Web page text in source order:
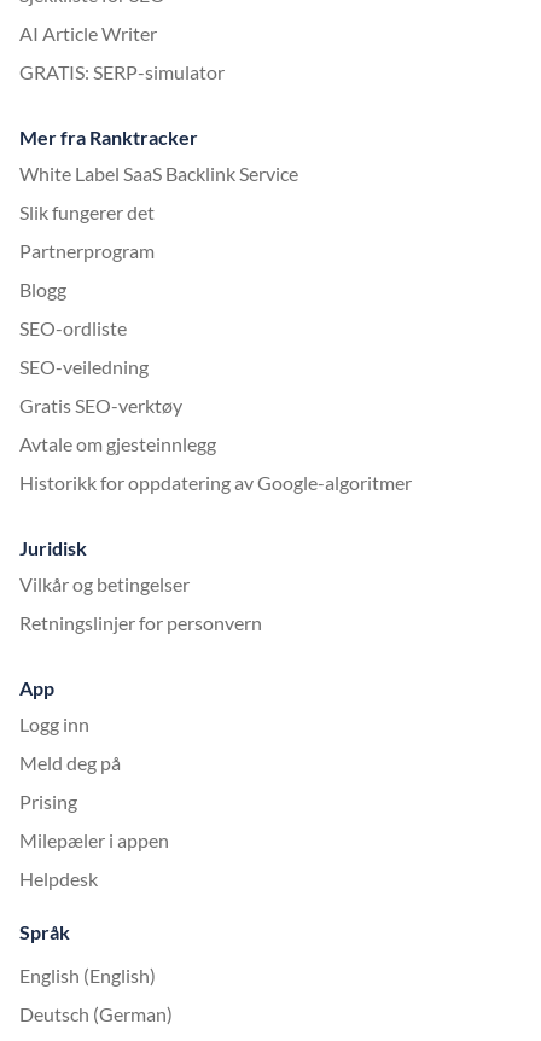
AI Article Writer
GRATIS: SERP-simulator
Mer fra Ranktracker
White Label SaaS Backlink Service
Slik fungerer det
Partnerprogram
Blogg
SEO-ordliste
SEO-veiledning
Gratis SEO-verktøy
Avtale om gjesteinnlegg
Historikk for oppdatering av Google-algoritmer
Juridisk
Vilkår og betingelser
Retningslinjer for personvern
App
Logg inn
Meld deg på
Prising
Milepæler i appen
Helpdesk
Språk
English (English)
Deutsch (German)